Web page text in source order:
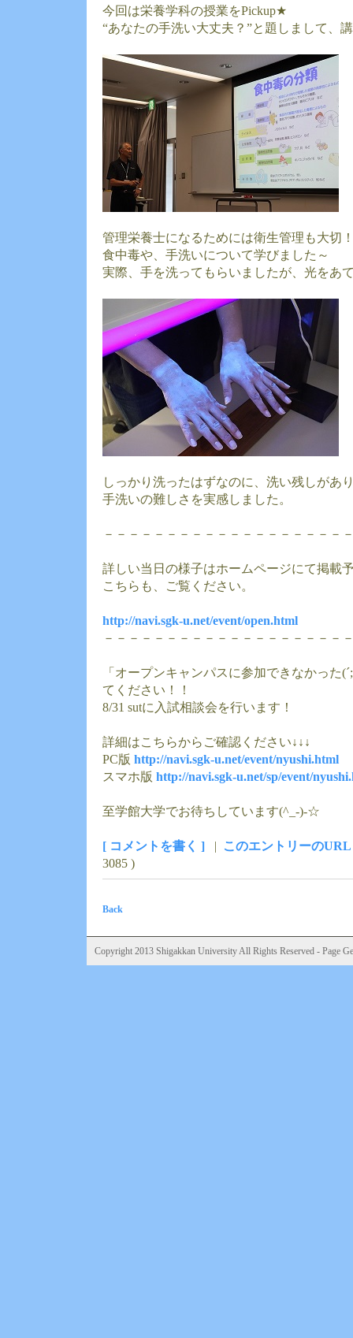
今回は栄養学科の授業をPickup★
“あなたの手洗い大丈夫？”と題しまして、
管理栄養士になるためには衛生管理も大切
食中毒や、手洗いについて学びました～
実際、手を洗ってもらいましたが、光をあ
しっかり洗ったはずなのに、洗い残しがあ
手洗いの難しさを実感しました。
－－－－－－－－－－－－－－－－－－－
詳しい当日の様子はホームページにて掲載
こちらも、ご覧ください。
http://navi.sgk-u.net/event/open.html
－－－－－－－－－－－－－－－－－－－
「オープンキャンパスに参加できなかった
てください！！
8/31 sutに入試相談会を行います！
詳細はこちらからご確認ください↓↓↓
PC版 http://navi.sgk-u.net/event/nyushi.html
スマホ版 http://navi.sgk-u.net/sp/event/
至学館大学でお待ちしています(^_-)-☆
[ コメントを書く ] | このエントリーのURL
3085 )
Back
Copyright 2013 Shigakkan University All Rights Reserved - Page